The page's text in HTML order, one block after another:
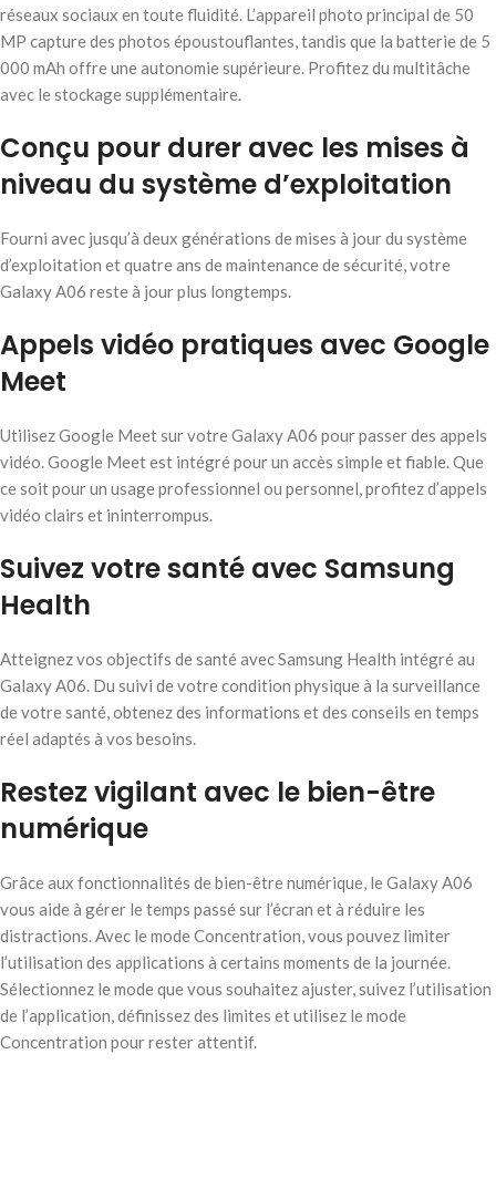
réseaux sociaux en toute fluidité. L’appareil photo principal de 50
MP capture des photos époustouflantes, tandis que la batterie de 5
000 mAh offre une autonomie supérieure. Profitez du multitâche
avec le stockage supplémentaire.
Conçu pour durer avec les mises à
niveau du système d’exploitation
Fourni avec jusqu’à deux générations de mises à jour du système
d’exploitation et quatre ans de maintenance de sécurité, votre
Galaxy A06 reste à jour plus longtemps.
Appels vidéo pratiques avec Google
Meet
Utilisez Google Meet sur votre Galaxy A06 pour passer des appels
vidéo. Google Meet est intégré pour un accès simple et fiable. Que
ce soit pour un usage professionnel ou personnel, profitez d’appels
vidéo clairs et ininterrompus.
Suivez votre santé avec Samsung
Health
Atteignez vos objectifs de santé avec Samsung Health intégré au
Galaxy A06. Du suivi de votre condition physique à la surveillance
de votre santé, obtenez des informations et des conseils en temps
réel adaptés à vos besoins.
Restez vigilant avec le bien-être
numérique
Grâce aux fonctionnalités de bien-être numérique, le Galaxy A06
vous aide à gérer le temps passé sur l’écran et à réduire les
distractions. Avec le mode Concentration, vous pouvez limiter
l’utilisation des applications à certains moments de la journée.
Sélectionnez le mode que vous souhaitez ajuster, suivez l’utilisation
de l’application, définissez des limites et utilisez le mode
Concentration pour rester attentif.